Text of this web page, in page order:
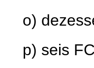
o)
p) seis